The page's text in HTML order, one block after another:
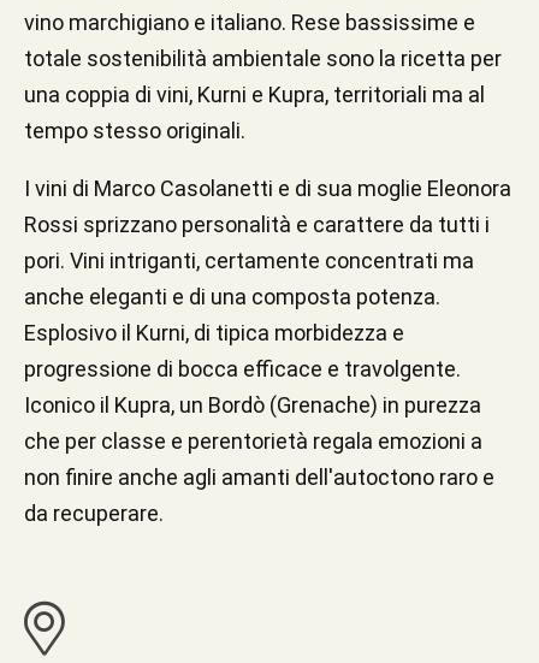
vino marchigiano e italiano. Rese bassissime e
totale sostenibilità ambientale sono la ricetta per
una coppia di vini, Kurni e Kupra, territoriali ma al
tempo stesso originali.
I vini di Marco Casolanetti e di sua moglie Eleonora
Rossi sprizzano personalità e carattere da tutti i
pori. Vini intriganti, certamente concentrati ma
anche eleganti e di una composta potenza.
Esplosivo il Kurni, di tipica morbidezza e
progressione di bocca efficace e travolgente.
Iconico il Kupra, un Bordò (Grenache) in purezza
che per classe e perentorietà regala emozioni a
non finire anche agli amanti dell'autoctono raro e
da recuperare.